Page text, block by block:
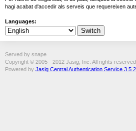
hagi acabat d'accedir als serveis que requereixen
Languages:
Served by snape
Copyright © 2005 - 2012 Jasig, Inc. All rights reserved.
Powered by Jasig Central Authentication Service